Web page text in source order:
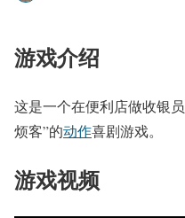
游戏介绍
这是一个在便利店做收银
烦客”的动作喜剧游戏。
游戏视频